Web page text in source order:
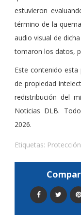
estuvieron
término de la
audio visual de
tomaron los datos,
Este contenido
de propiedad
redistribución del
Noticias DLB.
2026.
Etiquetas: